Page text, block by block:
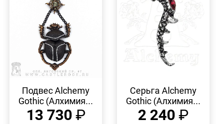
ПРОСМОТР
Подвес Alchemy
Gothic (Алхимия...
13 730 ₽
ПРОСМОТР
Серьга Alchemy
Gothic (Алхимия...
2 240 ₽